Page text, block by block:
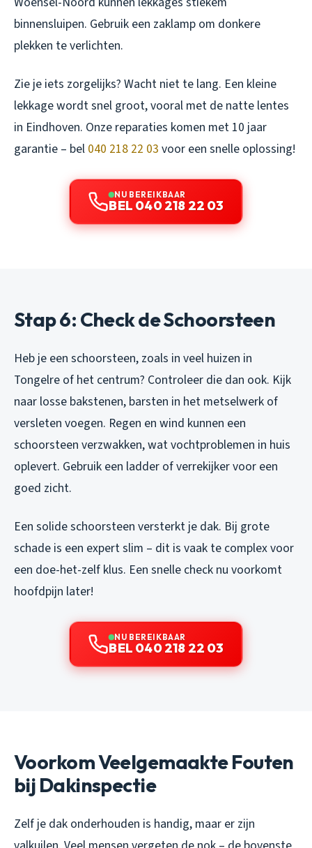
binnensluipen. Gebruik een zaklamp om donkere
plekken te verlichten.
Zie je iets zorgelijks? Wacht niet te lang. Een kleine
lekkage wordt snel groot, vooral met de natte lentes
in Eindhoven. Onze reparaties komen met 10 jaar
garantie – bel 040 218 22 03 voor een snelle oplossing!
NU BEREIKBAAR
BEL 040 218 22 03
Stap 6: Check de Schoorsteen
Heb je een schoorsteen, zoals in veel huizen in
Tongelre of het centrum? Controleer die dan ook. Kijk
naar losse bakstenen, barsten in het metselwerk of
versleten voegen. Regen en wind kunnen een
schoorsteen verzwakken, wat vochtproblemen in huis
oplevert. Gebruik een ladder of verrekijker voor een
goed zicht.
Een solide schoorsteen versterkt je dak. Bij grote
schade is een expert slim – dit is vaak te complex voor
een doe-het-zelf klus. Een snelle check nu voorkomt
hoofdpijn later!
NU BEREIKBAAR
BEL 040 218 22 03
Voorkom Veelgemaakte Fouten
bij Dakinspectie
Zelf je dak onderhouden is handig, maar er zijn